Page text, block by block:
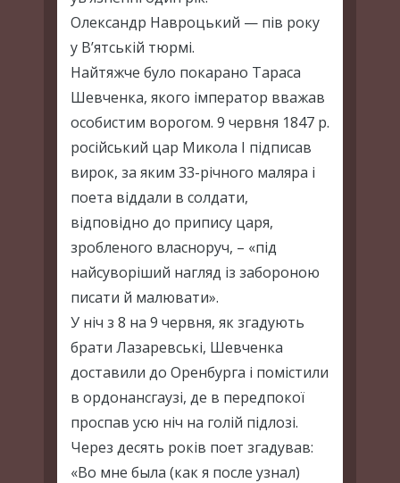
Олександр Навроцький — пів року
у В’ятській тюрмі.
Найтяжче було покарано Тараса
Шевченка, якого імператор вважав
особистим ворогом. 9 червня 1847 р.
російський цар Микола I підписав
вирок, за яким 33-річного маляра і
поета віддали в солдати,
відповідно до припису царя,
зробленого власноруч, – «під
найсуворіший нагляд із забороною
писати й малювати».
У ніч з 8 на 9 червня, як згадують
брати Лазаревські, Шевченка
доставили до Оренбурга і помістили
в ордонансгаузі, де в передпокої
проспав усю ніч на голій підлозі.
Через десять років поет згадував:
«Во мне была (как я после узнал)